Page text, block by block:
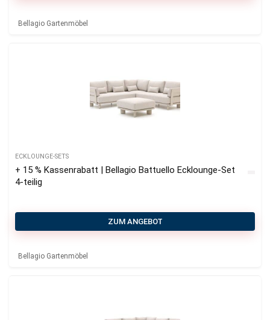
Bellagio Gartenmöbel
ECKLOUNGE-SETS
+ 15 % Kassenrabatt | Bellagio Battuello Ecklounge-Set
4-teilig
ZUM ANGEBOT
Bellagio Gartenmöbel